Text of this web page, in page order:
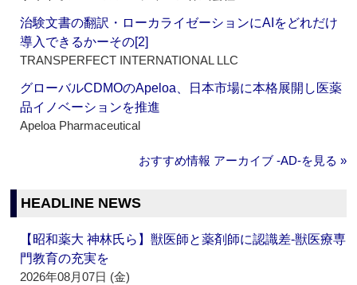
治験文書の翻訳・ローカライゼーションにAIをどれだけ
導入できるかーその[2]
TRANSPERFECT INTERNATIONAL LLC
グローバルCDMOのApeloa、日本市場に本格展開し医薬
品イノベーションを推進
Apeloa Pharmaceutical
おすすめ情報 アーカイブ ‐AD‐を見る »
HEADLINE NEWS
【昭和薬大 神林氏ら】獣医師と薬剤師に認識差‐獣医療専
門教育の充実を
2026年08月07日 (金)